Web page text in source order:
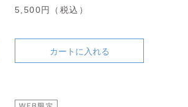
5,500円（税込）
カートに入れる